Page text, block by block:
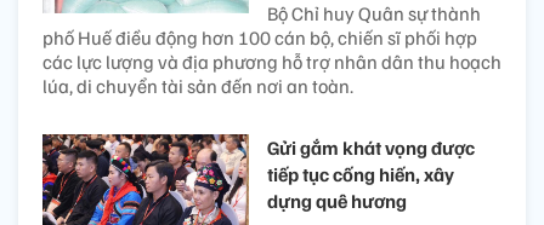
Bộ Chỉ huy Quân sự thành
phố Huế điều động hơn 100 cán bộ, chiến sĩ phối hợp
các lực lượng và địa phương hỗ trợ nhân dân thu hoạch
lúa, di chuyển tài sản đến nơi an toàn.
Gửi gắm khát vọng được
tiếp tục cống hiến, xây
dựng quê hương